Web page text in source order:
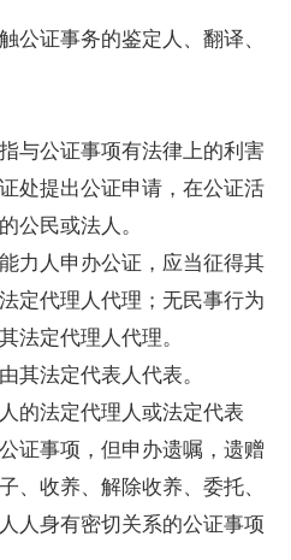
证事务的鉴定人、翻译、
公证事项有法律上的利害
处提出公证申请，在公证活
公民或法人。
人申办公证，应当征得其
定代理人代理；无民事行为
法定代理人代理。
法定代表人代表。
法定代理人或法定代表
证事项，但申办遗嘱，遗赠
、收养、解除收养、委托、
人身有密切关系的公证事项